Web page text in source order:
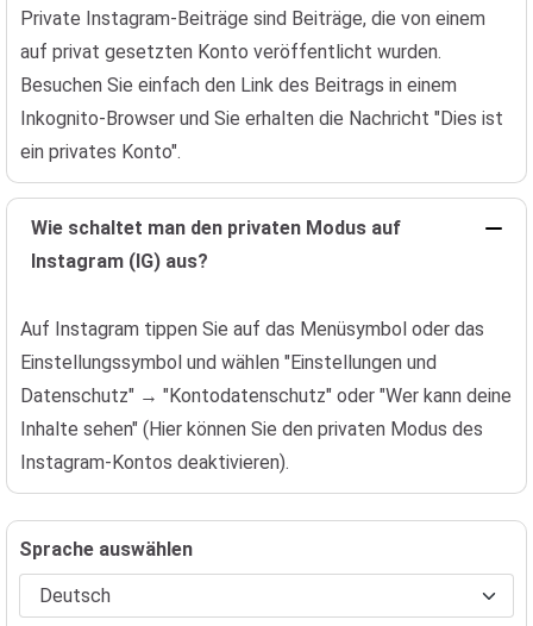
Private Instagram-Beiträge sind Beiträge, die von einem
auf privat gesetzten Konto veröffentlicht wurden.
Besuchen Sie einfach den Link des Beitrags in einem
Inkognito-Browser und Sie erhalten die Nachricht "Dies ist
ein privates Konto".
Wie schaltet man den privaten Modus auf
Instagram (IG) aus?
Auf Instagram tippen Sie auf das Menüsymbol oder das
Einstellungssymbol und wählen "Einstellungen und
Datenschutz" → "Kontodatenschutz" oder "Wer kann deine
Inhalte sehen" (Hier können Sie den privaten Modus des
Instagram-Kontos deaktivieren).
Sprache auswählen